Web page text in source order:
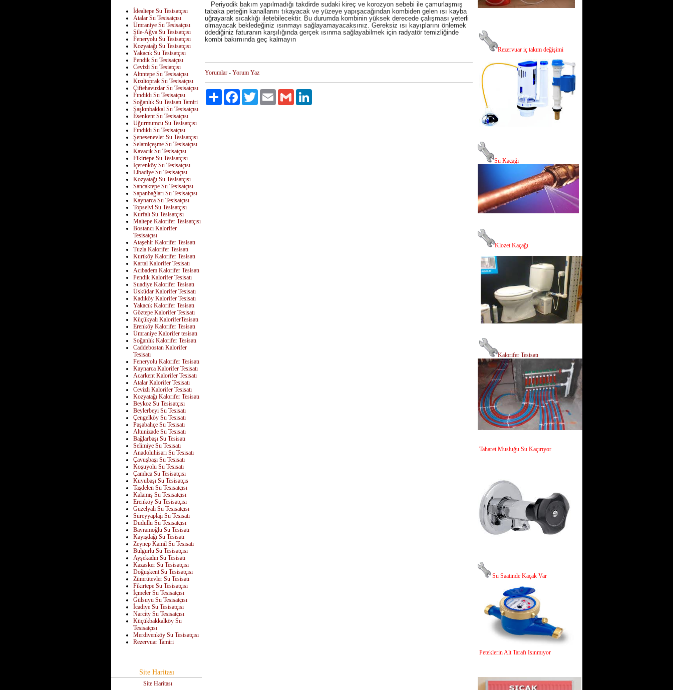
İdealtepe Su Tesisatçısı
Atalar Su Tesisatçısı
Ümraniye Su Tesisatçısı
Şile-Ağva Su Tesisatçısı
Feneryolu Su Tesisatçısı
Kozyatağı Su Tesisatçısı
Yakacık Su Tesisatçısı
Pendik Su Tesisatçısı
Cevizli Su Tesiatçısı
Altıntepe Su Tesisatçısı
Kızıltoprak Su Tesisatçısı
Çiftehavuzlar Su Tesisatçısı
Fındıklı Su Tesisatçısı
Soğanlık Su Tesisatı Tamiri
Şaşkınbakkal Su Tesisatçısı
Esenkent Su Tesisatçısı
Uğurmumcu Su Tesisatçısı
Fındıklı Su Tesisatçısı
Şenesenevler Su Tesisatçısı
Selamiçeşme Su Tesisatçısı
Kavacık Su Tesisatçısı
Fikirtepe Su Tesisatçısı
İçerenköy Su Tesisatçısı
Libadiye Su Tesisatçısı
Kozyatağı Su Tesisatçısı
Sancaktepe Su Tesisatçısı
Sapanbağları Su Tesisatçısı
Kaynarca Su Tesisatçısı
Topselvi Su Tesisatçısı
Kurfalı Su Tesisatçısı
Maltepe Kalorifer Tesisatçısı
Bostancı Kalorifer
Tesisatçısı
Ataşehir Kalorifer Tesisatı
Tuzla Kalorifer Tesisatı
Kurtköy Kalorifer Tesisatı
Kartal Kalorifer Tesisatı
Acıbadem Kalorifer Tesisatı
Pendik Kalorifer Tesisatı
Suadiye Kalorifer Tesisatı
Üsküdar Kalorifer Tesisatı
Kadıköy Kalorifer Tesisatı
Yakacık Kalorifer Tesisatı
Göztepe Kalorifer Tesisatı
Küçükyalı KaloriferTesisatı
Erenköy Kalorifer Tesisatı
Ümraniye Kalorifer tesisatı
Soğanlık Kalorifer Tesisatı
Caddebostan Kalorifer
Tesisatı
Feneryolu Kalorifer Tesisatı
Kaynarca Kalorifer Tesisatı
Acarkent Kalorifer Tesisatı
Atalar Kalorifer Tesisatı
Cevizli Kalorifer Tesisatı
Kozyatağı Kalorifer Tesisatı
Beykoz Su Tesisatçısı
Beylerbeyi Su Tesisatı
Çengelköy Su Tesisatı
Paşabahçe Su Tesisatı
Altunizade Su Tesisatı
Bağlarbaşı Su Tesisatı
Selimiye Su Tesisatı
Anadoluhisarı Su Tesisatı
Çavuşbaşı Su Tesisatı
Koşuyolu Su Tesisatı
Çamlıca Su Tesisatçısı
Kuyubaşı Su Tesisatçıs
Taşdelen Su Tesisatçısı
Kalamış Su Tesisatçısı
Erenköy Su Tesisatçısı
Güzelyalı Su Tesisatçısı
Süreyyaplajı Su Tesisatı
Dudullu Su Tesisatçısı
Bayramoğlu Su Tesisatı
Kayışdağı Su Tesisatı
Zeynep Kamil Su Tesisatı
Bulgurlu Su Tesisatçısı
Ayşekadın Su Tesisatı
Kazasker Su Tesisatçısı
Doğuşkent Su Tesisatçısı
Zümrütevler Su Tesisatı
Fikirtepe Su Tesisatçısı
İçmeler Su Tesisatçısı
Gülsuyu Su Tesisatçısı
İcadiye Su Tesisatçısı
Narcity Su Tesisatçısı
Küçükbakkalköy Su
Tesisatçısı
Merdivenköy Su Tesisatçısı
Rezervuar Tamiri
Site Haritası
Site Haritası
Periyodik bakım yapılmadığı takdirde sudaki kireç ve korozyon sebebi ile çamurlaşmış
tabaka peteğin kanallarını tıkayacak ve yüzeye yapışacağından kombiden gelen ısı kayba
uğrayarak sıcaklığı iletebilecektir. Bu durumda kombinin yüksek derecede çalışması yeterli
olmayacak bekledeğiniz ısınmayı sağlayamayacaksınız. Gereksiz ısı kayıplarını önlemek
ödediğiniz faturanın karşılığında gerçek ısınma sağlayabilmek için radyatör temizliğinde
kombi bakımında geç kalmayın
Yorumlar - Yorum Yaz
Paylaş FacebookTwitter Email Gmail
Rezervuar iç takım değişimi
Su Kaçağı
Klozet Kaçağı
Kalorifer Tesisatı
Taharet Musluğu Su Kaçırıyor
Su Saatinde Kaçak Var
Peteklerin Alt Tarafı Isınmıyor